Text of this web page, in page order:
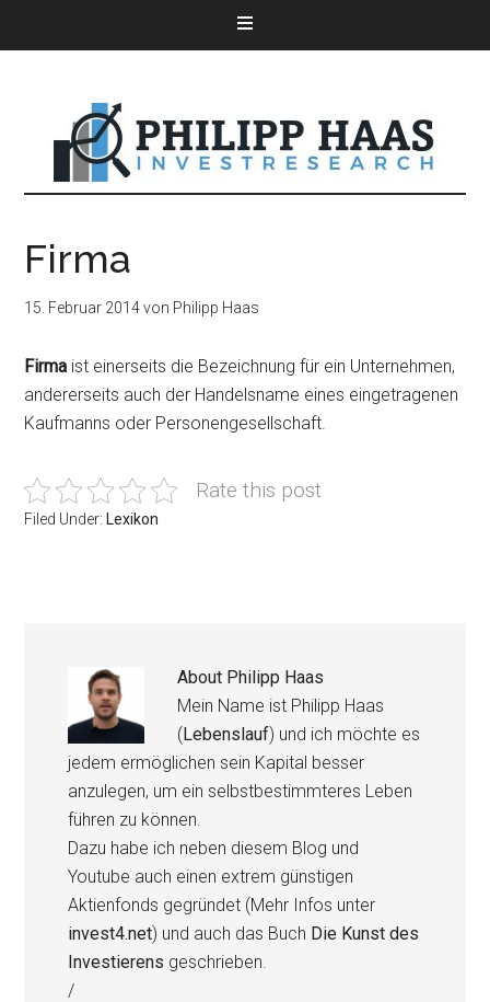
Firma
15. Februar 2014von Philipp Haas
Firma ist einerseits die Bezeichnung für ein Unternehmen,
andererseits auch der Handelsname eines eingetragenen
Kaufmanns oder Personengesellschaft.
Rate this post
Filed Under: Lexikon
About Philipp Haas
Mein Name ist Philipp Haas
(Lebenslauf) und ich möchte es
jedem ermöglichen sein Kapital besser
anzulegen, um ein selbstbestimmteres Leben
führen zu können.
Dazu habe ich neben diesem Blog und
Youtube auch einen extrem günstigen
Aktienfonds gegründet (Mehr Infos unter
invest4.net) und auch das Buch Die Kunst des
Investierens geschrieben.
/